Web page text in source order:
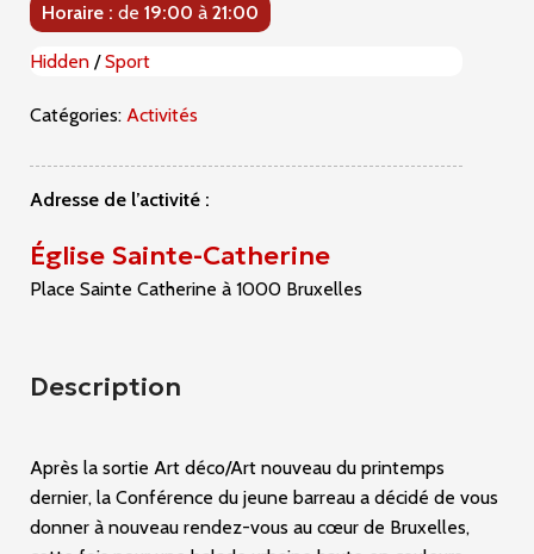
Horaire : de 19:00 à 21:00
Hidden /Sport
Catégories: Activités
Adresse de l’activité :
Église Sainte-Catherine
Place Sainte Catherine à 1000 Bruxelles
Description
Après la sortie Art déco/Art nouveau du printemps
dernier, la Conférence du jeune barreau a décidé de vous
donner à nouveau rendez-vous au cœur de Bruxelles,